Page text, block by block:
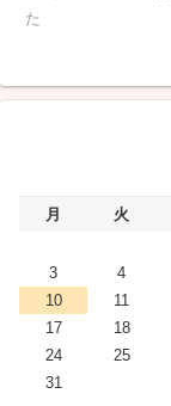
た
月 火
3
4
10
11
17
18
24
25
31